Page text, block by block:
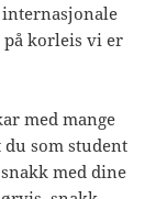
korleis vi er
med mange
som student
med dine